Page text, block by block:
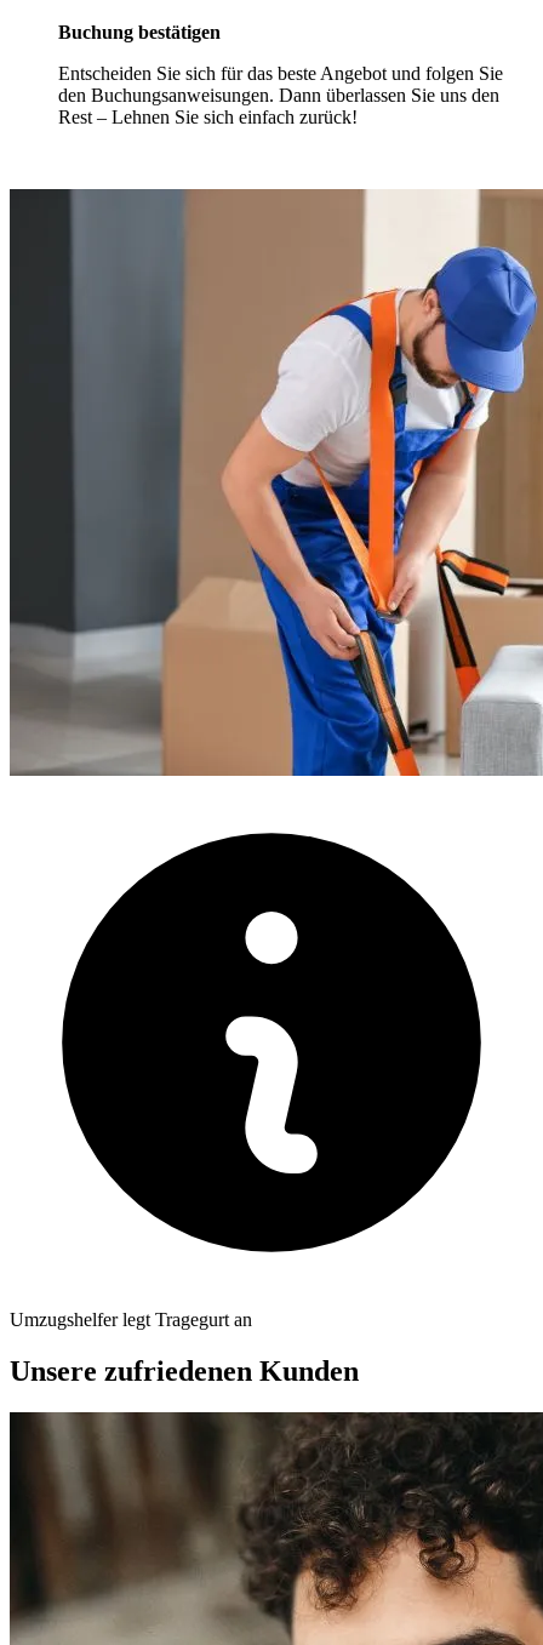
Buchung bestätigen
Entscheiden Sie sich für das beste Angebot und folgen Sie
den Buchungsanweisungen. Dann überlassen Sie uns den
Rest – Lehnen Sie sich einfach zurück!
Umzugshelfer legt Tragegurt an
Unsere zufriedenen Kunden